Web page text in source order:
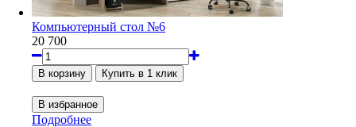
Компьютерный стол №6
20 700
Подробнее